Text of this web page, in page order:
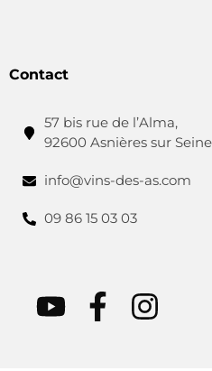
Contact
57 bis rue de l’Alma,
92600 Asnières sur Seine
info@vins-des-as.com
09 86 15 03 03